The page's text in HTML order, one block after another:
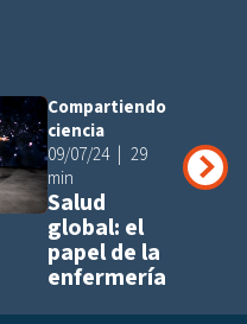
Añadir a
Compartiendo
ciencia
09/07/24
29
min
Salud
global: el
papel de la
enfermería